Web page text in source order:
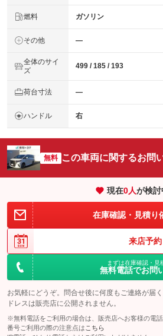
燃料 ガソリン
その他 ―
全体のサイ
ズ
499 / 185 / 193
荷台寸法 ―
ハンドル 右
無料 この車両に関するお問
現在0人が検討
在庫確認・見積り
来店予約
まずは在庫確認・見
無料電話でお問
お気軽にどうぞ。問合せ後に何度もご連絡が届
ドレスは販売店に公開されません。
※無料電話をご利用の場合は、販売店へお客様の電
番号ご利用の際の注意点は こちら